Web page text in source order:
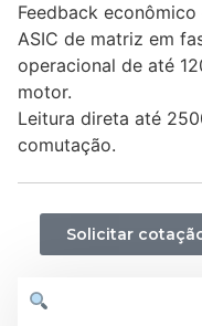
Feedback
ASIC de matriz em
operacional de até
motor.
Leitura direta até
comutação.
Solicitar